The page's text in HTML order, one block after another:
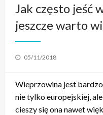
Jak często jeść
jeszcze warto
Posted
05/11/2018
Wieprzowina jest
nie tylko europejskiej,
cieszy się ona nawet